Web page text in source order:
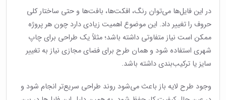
در این فایل‌ها می‌توان رنگ، افکت‌ها، بافت‌ها و حتی ساختار کلی
حروف را تغییر داد. این موضوع اهمیت زیادی دارد چون هر پروژه
ممکن است نیاز متفاوتی داشته باشد؛ مثلاً یک طراحی برای چاپ
شهری استفاده شود و همان طرح برای فضای مجازی نیاز به تغییر
سایز یا ترکیب‌بندی داشته باشد.
وجود طرح لایه باز باعث می‌شود روند طراحی سریع‌تر انجام شود و